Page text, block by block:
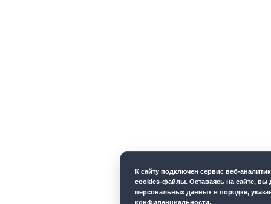
К cайту подключен сервис веб-
cookies-файлы. Оставаясь на сайте, вы
персональных данных в порядке,
конфиденциальности.